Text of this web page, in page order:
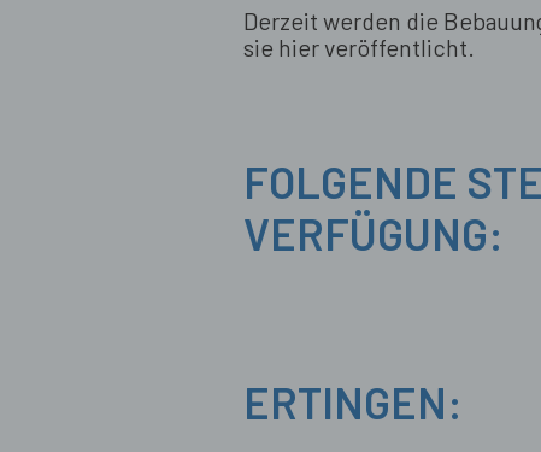
Derzeit werden die
sie hier veröffentlicht.
FOLGENDE
VERFÜGUNG:
ERTINGEN: